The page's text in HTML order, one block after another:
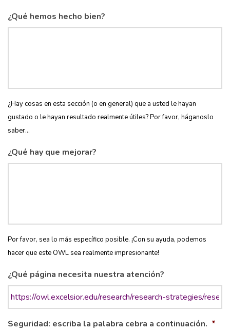
¿Qué hemos hecho bien?
¿Hay cosas en esta sección (o en general) que a usted le hayan
gustado o le hayan resultado realmente útiles? Por favor, háganoslo
saber...
¿Qué hay que mejorar?
Por favor, sea lo más específico posible. ¡Con su ayuda, podemos
hacer que este OWL sea realmente impresionante!
¿Qué página necesita nuestra atención?
Seguridad: escriba la palabra cebra a continuación. *